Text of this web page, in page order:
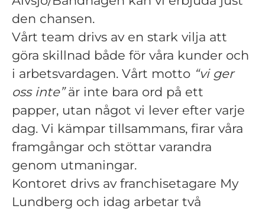
den chansen.
Vårt team drivs av en stark vilja att
göra skillnad både för våra kunder och
i arbetsvardagen. Vårt motto “vi ger
oss inte”är inte bara ord på ett
papper, utan något vi lever efter varje
dag. Vi kämpar tillsammans, firar våra
framgångar och stöttar varandra
genom utmaningar.
Kontoret drivs av franchisetagare My
Lundberg och idag arbetar två